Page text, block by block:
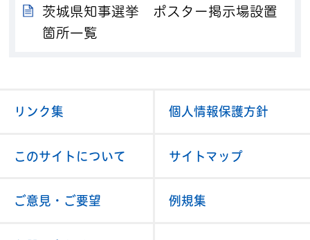
茨城県知事選挙 ポスター掲示場設置
箇所一覧
リンク集 個人情報保護方針
このサイトについて サイトマップ
ご意見・ご要望 例規集